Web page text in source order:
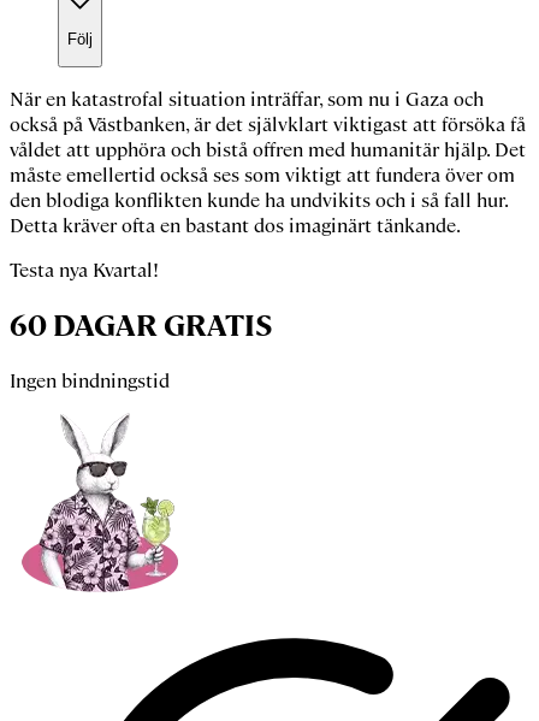
Följ
När en katastrofal situation inträffar, som nu i Gaza och
också på Västbanken, är det självklart viktigast att försöka få
våldet att upphöra och bistå offren med humanitär hjälp. Det
måste emellertid också ses som viktigt att fundera över om
den blodiga konflikten kunde ha undvikits och i så fall hur.
Detta kräver ofta en bastant dos imaginärt tänkande.
Testa nya Kvartal!
60 DAGAR GRATIS
Ingen bindningstid